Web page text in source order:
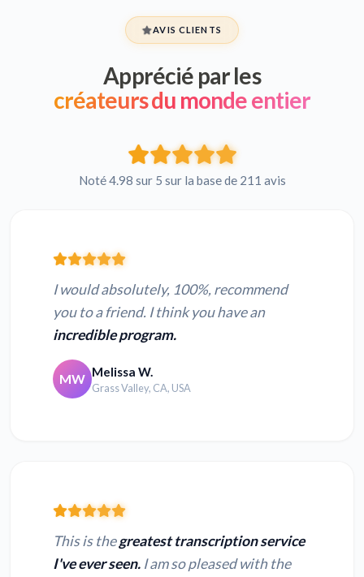
AVIS CLIENTS
Apprécié par les
créateurs du monde entier
Noté 4.98 sur 5 sur la base de 211 avis
I would absolutely, 100%, recommend
you to a friend. I think you have an
incredible program.
MW Melissa W.
Grass Valley, CA, USA
This is thegreatest transcription service
I've ever seen. I am so pleased with the